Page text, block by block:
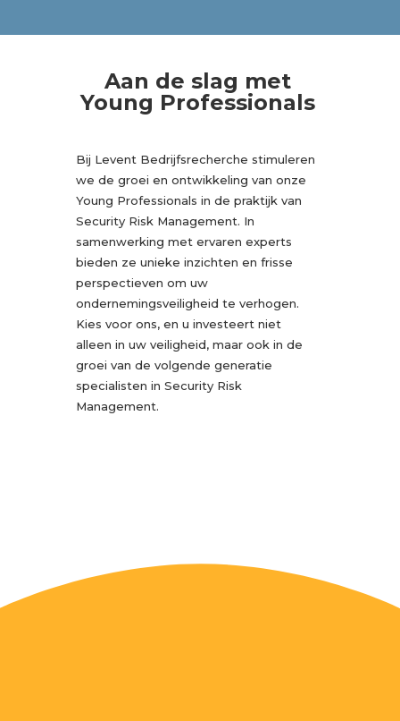
Aan de slag met
Young Professionals
Bij Levent Bedrijfsrecherche stimuleren
we de groei en ontwikkeling van onze
Young Professionals in de praktijk van
Security Risk Management. In
samenwerking met ervaren experts
bieden ze unieke inzichten en frisse
perspectieven om uw
ondernemingsveiligheid te verhogen.
Kies voor ons, en u investeert niet
alleen in uw veiligheid, maar ook in de
groei van de volgende generatie
specialisten in Security Risk
Management.